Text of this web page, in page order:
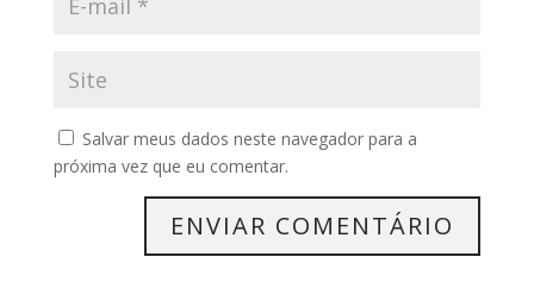
Salvar meus dados neste navegador para a
próxima vez que eu comentar.